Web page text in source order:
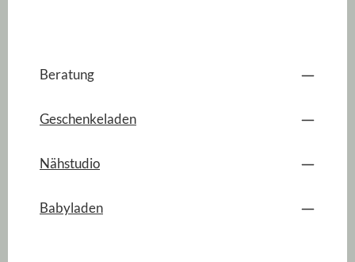
Beratung
Geschenkeladen
Nähstudio
Babyladen